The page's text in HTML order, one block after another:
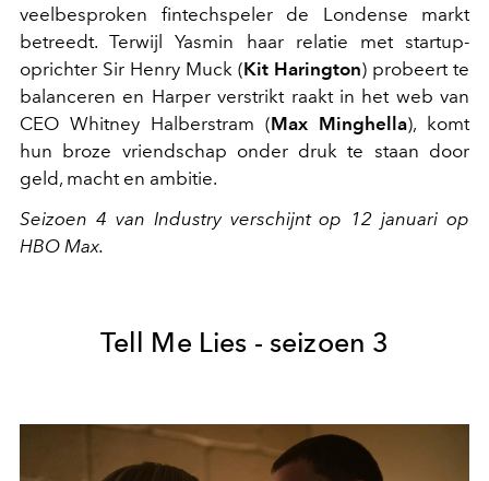
veelbesproken fintechspeler de Londense markt
betreedt. Terwijl Yasmin haar relatie met startup-
oprichter Sir Henry Muck (Kit Harington) probeert te
balanceren en Harper verstrikt raakt in het web van
CEO Whitney Halberstram (Max Minghella), komt
hun broze vriendschap onder druk te staan door
geld, macht en ambitie.
Seizoen 4 van Industry verschijnt op 12 januari op
HBO Max.
Tell Me Lies - seizoen 3